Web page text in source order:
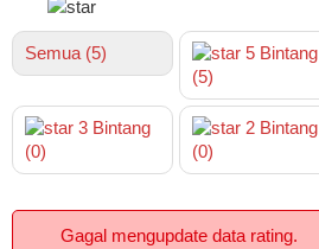
Semua (5) 5 Bintang
(5)
3 Bintang
(0)
2 Bintang
(0)
Gagal mengupdate data rating.